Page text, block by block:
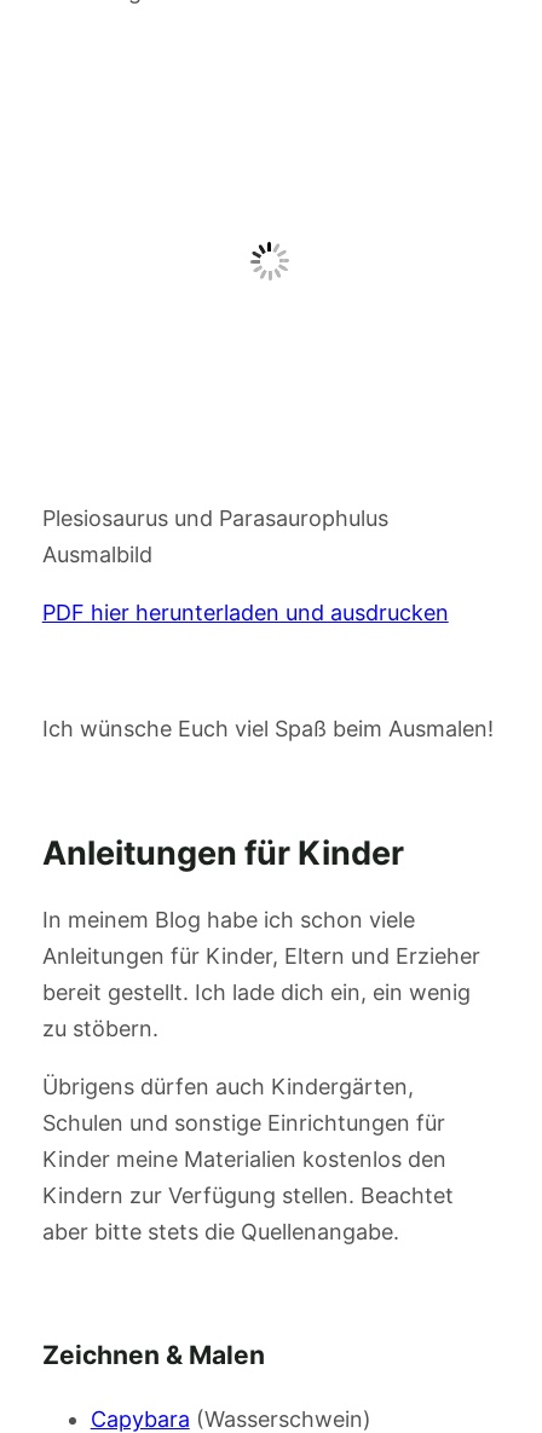
Plesiosaurus und Parasaurophulus
Ausmalbild
PDF hier herunterladen und ausdrucken
Ich wünsche Euch viel Spaß beim Ausmalen!
Anleitungen für Kinder
In meinem Blog habe ich schon viele
Anleitungen für Kinder, Eltern und Erzieher
bereit gestellt. Ich lade dich ein, ein wenig
zu stöbern.
Übrigens dürfen auch Kindergärten,
Schulen und sonstige Einrichtungen für
Kinder meine Materialien kostenlos den
Kindern zur Verfügung stellen. Beachtet
aber bitte stets die Quellenangabe.
Zeichnen & Malen
Capybara (Wasserschwein)